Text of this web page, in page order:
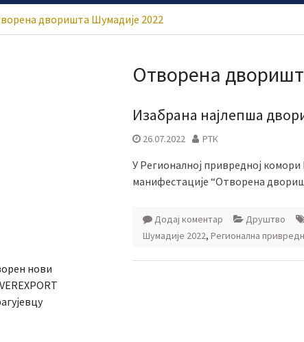
дворишта Шумадије 2022
Отворена
Изабрана најлепша
26.07.2022 РТК
У Регионалној привредној
манифестације “Отворена
Додај коментар Друштво
Шумадије 2022, Регионална
нови